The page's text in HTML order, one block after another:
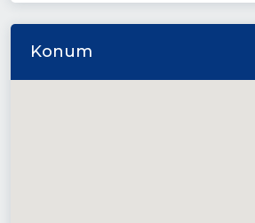
Konum